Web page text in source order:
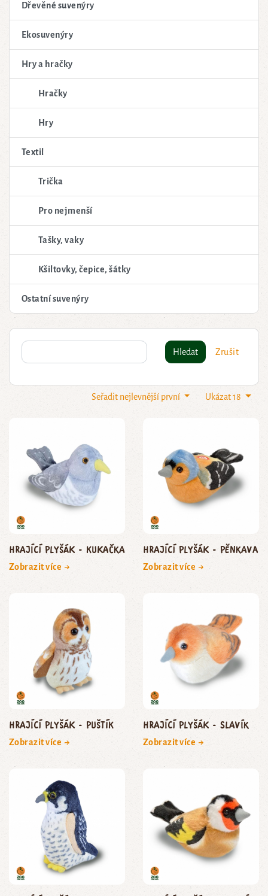
Dřevěné suvenýry
Ekosuvenýry
Hry a hračky
Hračky
Hry
Textil
Trička
Pro nejmenší
Tašky, vaky
Kšiltovky, čepice, šátky
Ostatní suvenýry
Hledat Zrušit
Ukázat 18
Seřadit nejlevnější první
Hrající plyšák - kukačka
Zobrazit více →
Hrající plyšák - pěnkava
Zobrazit více →
Hrající plyšák - puštík
Zobrazit více →
Hrající plyšák - slavík
Zobrazit více →